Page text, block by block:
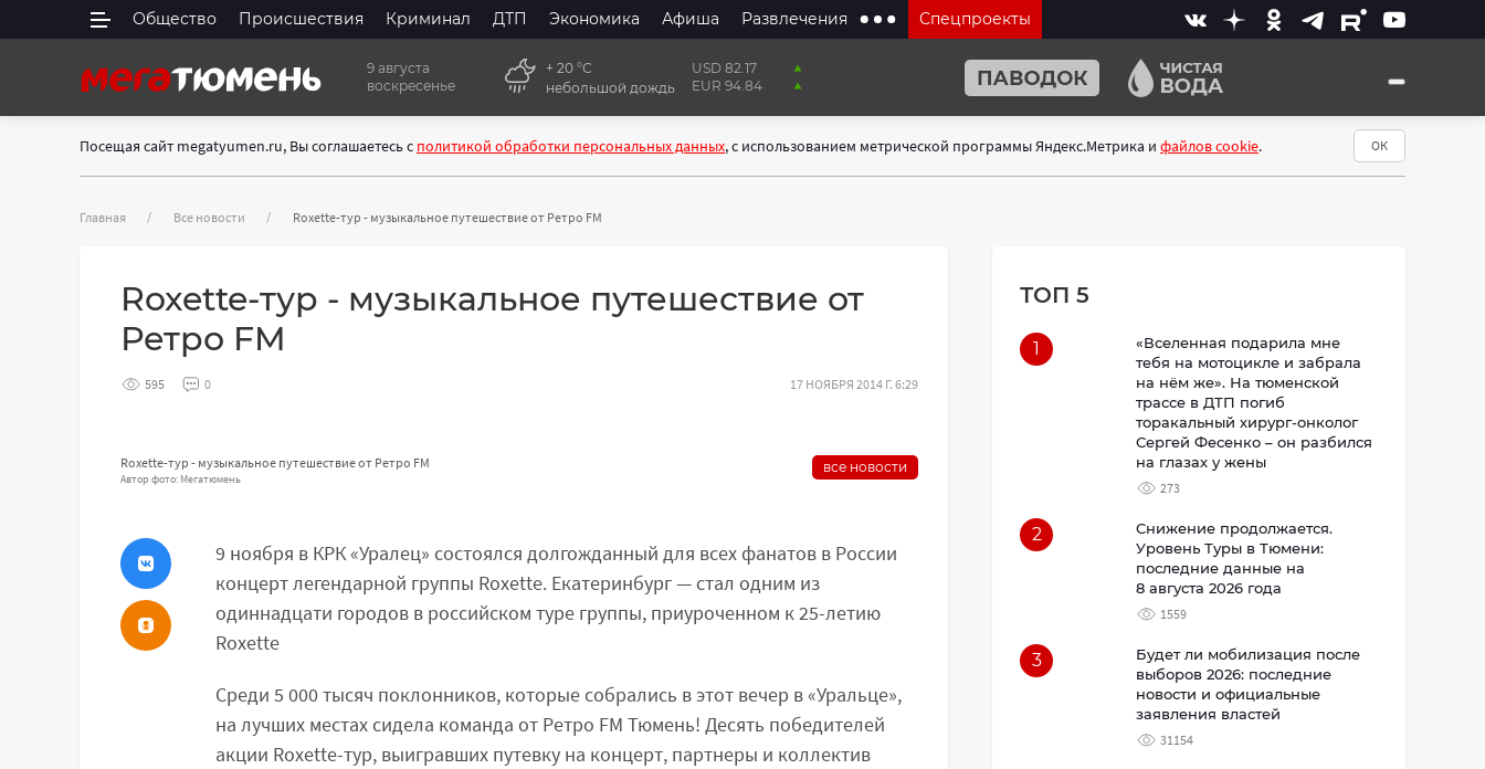
Общество Происшествия Криминал ДТП Экономика Афиша Развлечения Спецпроекты
9 августа
воскресенье
+ 20 °С
небольшой дождь
USD 82.17
EUR 94.84
Посещая сайт megatyumen.ru, Вы соглашаетесь с политикой обработки персональных данных, с использованием метрической программы Яндекс.Метрика и файлов cookie. ОК
Главная Все новости Roxette-тур - музыкальное путешествие от Ретро FM
Roxette-тур - музыкальное путешествие от
Ретро FM
595 0 17 НОЯБРЯ 2014 Г. 6:29
Roxette-тур - музыкальное путешествие от Ретро FM
Автор фото: Мегатюмень
все новости
9 ноября в КРК «Уралец» состоялся долгожданный для всех фанатов в России
концерт легендарной группы Roxette. Екатеринбург — стал одним из
одиннадцати городов в российском туре группы, приуроченном к 25-летию
Roxette
Среди 5 000 тысяч поклонников, которые собрались в этот вечер в «Уральце»,
на лучших местах сидела команда от Ретро FM Тюмень! Десять победителей
акции Roxette-тур, выигравших путевку на концерт, партнеры и коллектив
ТОП 5
1
«Вселенная подарила мне
тебя на мотоцикле и забрала
на нём же». На тюменской
трассе в ДТП погиб
торакальный хирург-онколог
Сергей Фесенко – он разбился
на глазах у жены
273
2
Снижение продолжается.
Уровень Туры в Тюмени:
последние данные на
8 августа 2026 года
1559
3
Будет ли мобилизация после
выборов 2026: последние
новости и официальные
заявления властей
31154